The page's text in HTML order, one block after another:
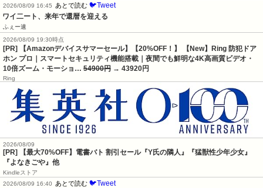
2026/08/09 16:45
あとで読む 🐦Tweet
ワイ二ート、来年で還暦を迎える
ふぇー速
2026/08/09 19:30時点
[PR] 【Amazonデバイスサマーセール】【20%OFF！】 【New】Ring 防犯ドア
ホン プロ｜スマートセキュリティ機能搭載｜夜間でも鮮明な4K高画質ビデオ・
10倍ズーム・モーショ… 54900円 → 43920円
Ring
2026/08/09
[PR]
【最大70%OFF】電書バト 割引セール『Y氏の隣人』『猛獣性少年少女』
『よなきごや』他
Kindleストア
2026/08/09 16:40
あとで読む 🐦Tweet